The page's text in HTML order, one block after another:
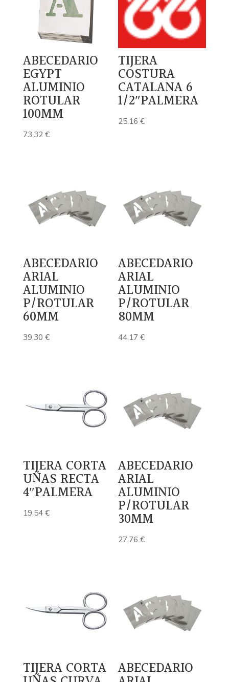
ABECEDARIO
EGYPT
ALUMINIO
ROTULAR
100MM
73,32€
TIJERA
COSTURA
CATALANA 6
1/2″PALMERA
25,16€
ABECEDARIO
ARIAL
ALUMINIO
P/ROTULAR
60MM
39,30 €
ABECEDARIO
ARIAL
ALUMINIO
P/ROTULAR
80MM
44,17€
TIJERA CORTA
UÑAS RECTA
4″PALMERA
19,54€
ABECEDARIO
ARIAL
ALUMINIO
P/ROTULAR
30MM
27,76€
TIJERA CORTA ABECEDARIO